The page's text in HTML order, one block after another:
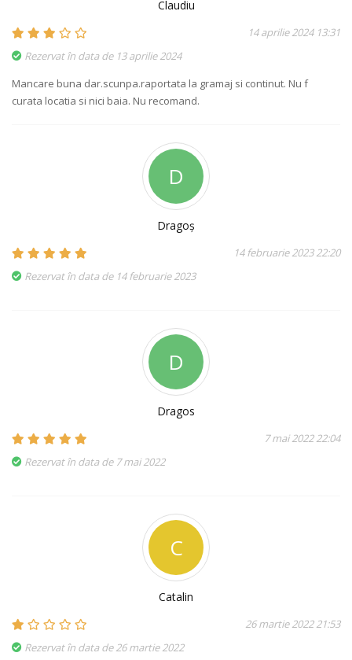
Claudiu
14 aprilie 2024 13:31
Rezervat în data de 13 aprilie 2024
Mancare buna dar.scunpa.raportata la gramaj si continut. Nu f
curata locatia si nici baia. Nu recomand.
D
Dragoș
14 februarie 2023 22:20
Rezervat în data de 14 februarie 2023
D
Dragos
7 mai 2022 22:04
Rezervat în data de 7 mai 2022
C
Catalin
26 martie 2022 21:53
Rezervat în data de 26 martie 2022